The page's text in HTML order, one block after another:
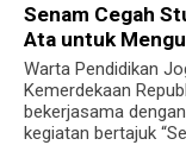
Senam Cegah
Ata untuk
Warta Pendidikan
Kemerdekaan
bekerjasama
kegiatan bertajuk